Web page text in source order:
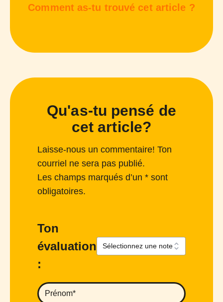
Comment as-tu trouvé cet article ?
Qu'as-tu pensé de
cet article?
Laisse-nous un commentaire! Ton
courriel ne sera pas publié.
Les champs marqués d’un * sont
obligatoires.
Ton
évaluation
: